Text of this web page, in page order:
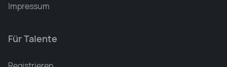
Impressum
Für Talente